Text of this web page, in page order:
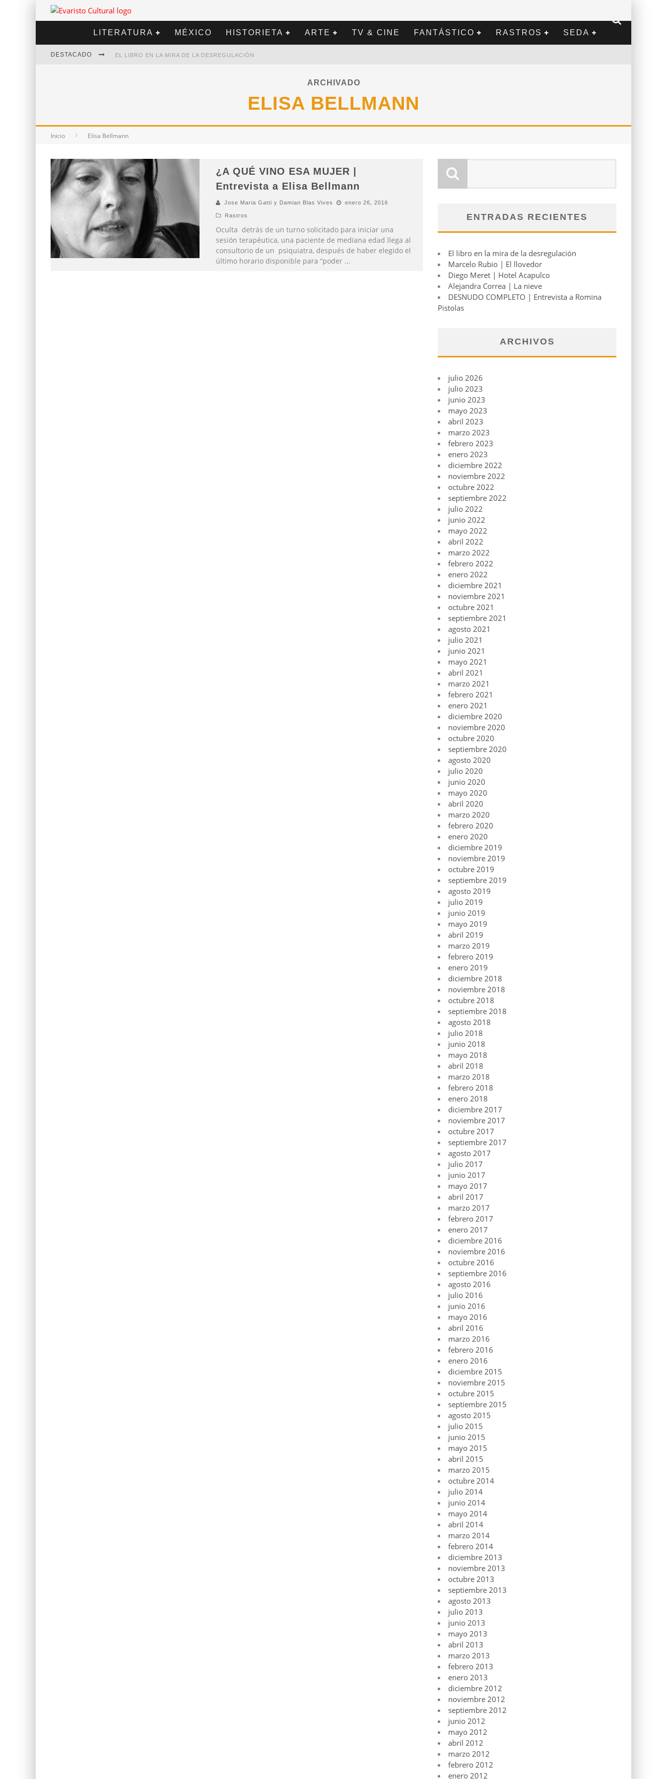
LITERATURA MÉXICO HISTORIETA ARTE TV & CINE FANTÁSTICO RASTROS SEDA
DESTACADO EL LIBRO EN LA MIRA DE LA DESREGULACIÓN
ARCHIVADO
ELISA BELLMANN
Inicio Elisa Bellmann
¿A QUÉ VINO ESA MUJER |
Entrevista a Elisa Bellmann
Jose Maria Gatti y Damian Blas Vives enero 26, 2016
Rastros
Oculta detrás de un turno solicitado para iniciar una
sesión terapéutica, una paciente de mediana edad llega al
consultorio de un psiquiatra, después de haber elegido el
último horario disponible para “poder ...
ENTRADAS RECIENTES
El libro en la mira de la desregulación
Marcelo Rubio | El llovedor
Diego Meret | Hotel Acapulco
Alejandra Correa | La nieve
DESNUDO COMPLETO | Entrevista a Romina
Pistolas
ARCHIVOS
julio 2026
julio 2023
junio 2023
mayo 2023
abril 2023
marzo 2023
febrero 2023
enero 2023
diciembre 2022
noviembre 2022
octubre 2022
septiembre 2022
julio 2022
junio 2022
mayo 2022
abril 2022
marzo 2022
febrero 2022
enero 2022
diciembre 2021
noviembre 2021
octubre 2021
septiembre 2021
agosto 2021
julio 2021
junio 2021
mayo 2021
abril 2021
marzo 2021
febrero 2021
enero 2021
diciembre 2020
noviembre 2020
octubre 2020
septiembre 2020
agosto 2020
julio 2020
junio 2020
mayo 2020
abril 2020
marzo 2020
febrero 2020
enero 2020
diciembre 2019
noviembre 2019
octubre 2019
septiembre 2019
agosto 2019
julio 2019
junio 2019
mayo 2019
abril 2019
marzo 2019
febrero 2019
enero 2019
diciembre 2018
noviembre 2018
octubre 2018
septiembre 2018
agosto 2018
julio 2018
junio 2018
mayo 2018
abril 2018
marzo 2018
febrero 2018
enero 2018
diciembre 2017
noviembre 2017
octubre 2017
septiembre 2017
agosto 2017
julio 2017
junio 2017
mayo 2017
abril 2017
marzo 2017
febrero 2017
enero 2017
diciembre 2016
noviembre 2016
octubre 2016
septiembre 2016
agosto 2016
julio 2016
junio 2016
mayo 2016
abril 2016
marzo 2016
febrero 2016
enero 2016
diciembre 2015
noviembre 2015
octubre 2015
septiembre 2015
agosto 2015
julio 2015
junio 2015
mayo 2015
abril 2015
marzo 2015
octubre 2014
julio 2014
junio 2014
mayo 2014
abril 2014
marzo 2014
febrero 2014
diciembre 2013
noviembre 2013
octubre 2013
septiembre 2013
agosto 2013
julio 2013
junio 2013
mayo 2013
abril 2013
marzo 2013
febrero 2013
enero 2013
diciembre 2012
noviembre 2012
septiembre 2012
junio 2012
mayo 2012
abril 2012
marzo 2012
febrero 2012
enero 2012